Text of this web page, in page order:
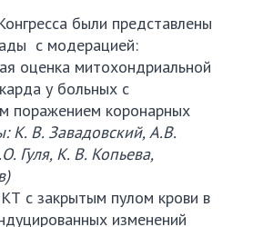
были представлены
с модерацией:
оценка митохондриальной
у больных с
поражением коронарных
К. В. Завадовский, А.В.
Гуля, К. В. Копьева,
с закрытым пулом крови в
изменений